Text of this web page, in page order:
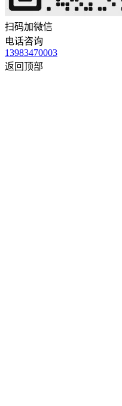
扫码加微信
电话咨询
13983470003
返回顶部